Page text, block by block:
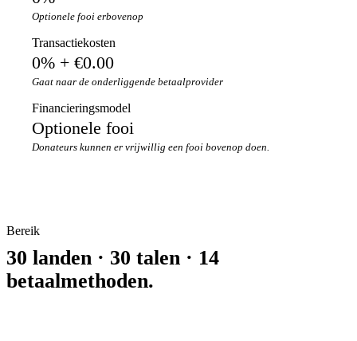
Optionele fooi erbovenop
Transactiekosten
0% + €0.00
Gaat naar de onderliggende betaalprovider
Financieringsmodel
Optionele fooi
Donateurs kunnen er vrijwillig een fooi bovenop doen.
Bereik
30 landen · 30 talen · 14
betaalmethoden.